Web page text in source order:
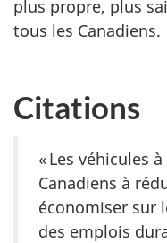
plus propre, plus
tous les Canadiens.
Citations
« Les véhicules
Canadiens à
économiser sur
des emplois